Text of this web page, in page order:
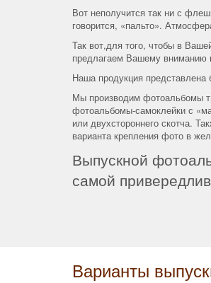
Вот неполучится так ни с
говорится, «пальто».
Так вот,для того, чтобы в
предлагаем Вашему
Наша продукция
Мы производим фотоальбомы
фотоальбомы-самоклейки с
или двухстороннего скотча.
варианта крепления фото в
Выпускной
самой
Варианты